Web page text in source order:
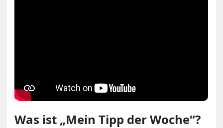
Was ist „Mein Tipp der Woche“?